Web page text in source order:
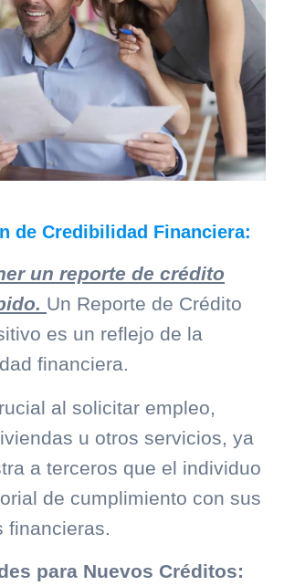
de Credibilidad Financiera:
un reporte de crédito
Un Reporte de Crédito
es un reflejo de la
financiera.
al solicitar empleo,
u otros servicios, ya
a terceros que el individuo
de cumplimiento con sus
financieras.
para Nuevos Créditos: